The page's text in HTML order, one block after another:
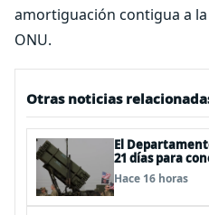
amortiguación contigua a
ONU.
Otras noticias
El
21 días para
entrega de
Hace 16 horas